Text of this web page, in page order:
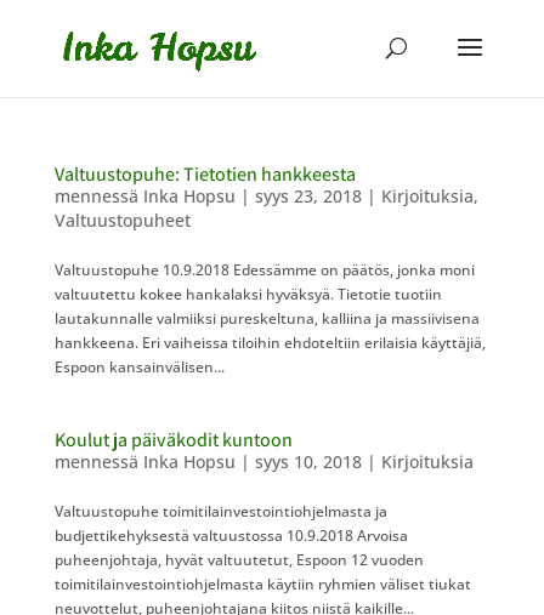
Valtuustopuhe: Tietotien hankkeesta
mennessä Inka Hopsu | syys 23, 2018| Kirjoituksia,
Valtuustopuheet
Valtuustopuhe 10.9.2018 Edessämme on päätös, jonka moni
valtuutettu kokee hankalaksi hyväksyä. Tietotie tuotiin
lautakunnalle valmiiksi pureskeltuna, kalliina ja massiivisena
hankkeena. Eri vaiheissa tiloihin ehdoteltiin erilaisia käyttäjiä,
Espoon kansainvälisen...
Koulut ja päiväkodit kuntoon
mennessä Inka Hopsu | syys 10, 2018| Kirjoituksia
Valtuustopuhe toimitilainvestointiohjelmasta ja
budjettikehyksestä valtuustossa 10.9.2018 Arvoisa
puheenjohtaja, hyvät valtuutetut, Espoon 12 vuoden
toimitilainvestointiohjelmasta käytiin ryhmien väliset tiukat
neuvottelut, puheenjohtajana kiitos niistä kaikille...